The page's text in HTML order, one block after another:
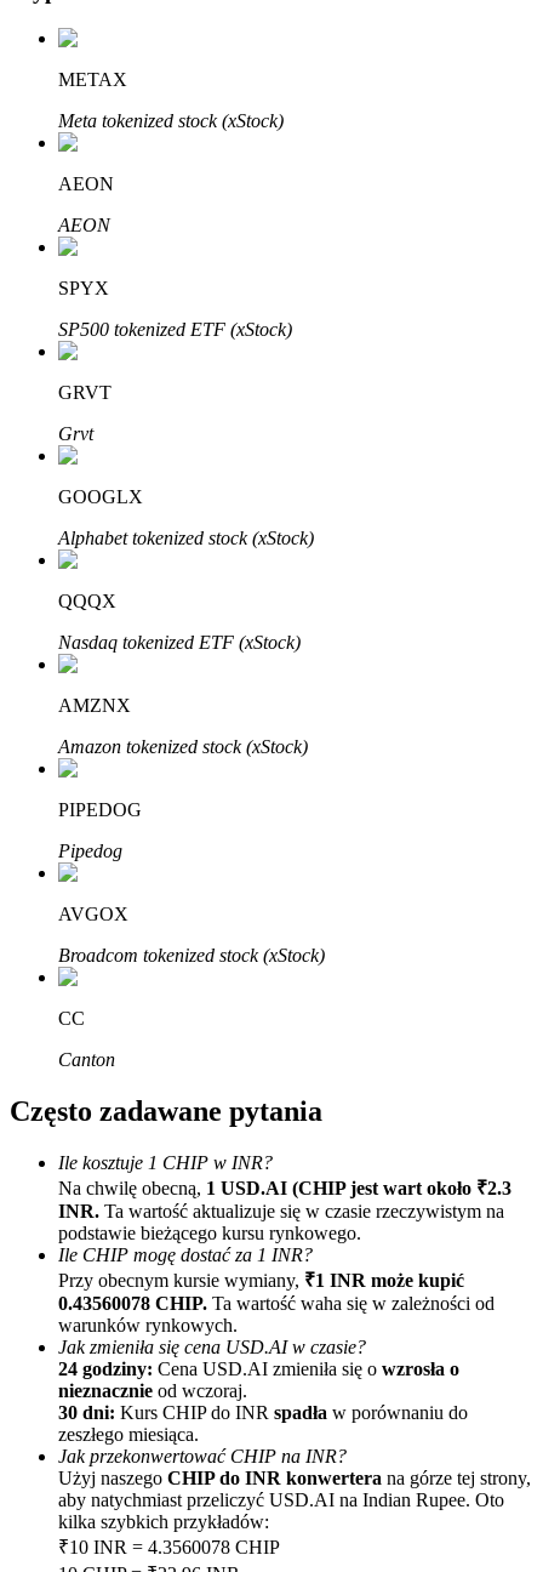
Automatyczna inwestycja
Zdobądź długoterminowy zysk i elastyczne zainteresowania
Naucz się stakingu
Dowiedz się, jak uzyskać dochód pasywny
Bitrue
AI
Bitruści Partnerzy
Polecaj
Zaproś przyjaciela, aby otrzymać nagrody pieniężne
BTC Welcome Rewards
METAX
Meta tokenized stock (xStock)
AEON
AEON
SPYX
SP500 tokenized ETF (xStock)
GRVT
Grvt
GOOGLX
Alphabet tokenized stock (xStock)
QQQX
Nasdaq tokenized ETF (xStock)
AMZNX
Amazon tokenized stock (xStock)
PIPEDOG
Pipedog
AVGOX
Broadcom tokenized stock (xStock)
CC
Canton
Często zadawane pytania
Ile kosztuje 1 CHIP w INR?
Na chwilę obecną, 1 USD.AI (CHIP jest wart około ₹2.3
INR. Ta wartość aktualizuje się w czasie rzeczywistym na
podstawie bieżącego kursu rynkowego.
Ile CHIP mogę dostać za 1 INR?
Przy obecnym kursie wymiany, ₹1 INR może kupić
0.43560078 CHIP. Ta wartość waha się w zależności od
warunków rynkowych.
Jak zmieniła się cena USD.AI w czasie?
24 godziny: Cena USD.AI zmieniła się o wzrosła o
nieznacznie od wczoraj.
30 dni: Kurs CHIP do INR spadła w porównaniu do
zeszłego miesiąca.
Jak przekonwertować CHIP na INR?
Użyj naszego CHIP do INR konwertera na górze tej strony,
aby natychmiast przeliczyć USD.AI na Indian Rupee. Oto
kilka szybkich przykładów:
₹10 INR = 4.3560078 CHIP